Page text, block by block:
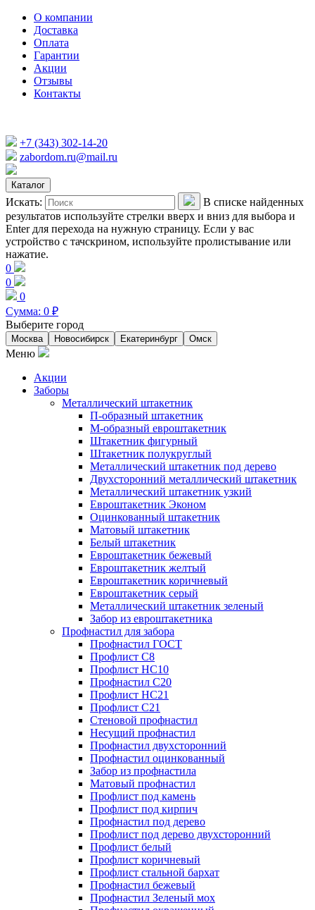
О компании
Доставка
Оплата
Гарантии
Акции
Отзывы
Контакты
+7 (343) 302-14-20
zabordom.ru@mail.ru
Каталог
Искать:
В списке найденных
результатов используйте стрелки вверх и вниз для выбора и
Enter для перехода на нужную страницу. Если у вас
устройство с тачскрином, используйте пролистывание или
нажатие.
0
0
0
Сумма: 0 ₽
Выберите город
Москва Новосибирск Екатеринбург Омск
Меню
Акции
Заборы
Металлический штакетник
П-образный штакетник
М-образный евроштакетник
Штакетник фигурный
Штакетник полукруглый
Металлический штакетник под дерево
Двухсторонний металлический штакетник
Металлический штакетник узкий
Евроштакетник Эконом
Оцинкованный штакетник
Матовый штакетник
Белый штакетник
Евроштакетник бежевый
Евроштакетник желтый
Евроштакетник коричневый
Евроштакетник серый
Металлический штакетник зеленый
Забор из евроштакетника
Профнастил для забора
Профнастил ГОСТ
Профлист С8
Профлист НС10
Профнастил С20
Профлист НС21
Профлист С21
Стеновой профнастил
Несущий профнастил
Профнастил двухсторонний
Профнастил оцинкованный
Забор из профнастила
Матовый профнастил
Профлист под камень
Профлист под кирпич
Профнастил под дерево
Профлист под дерево двухсторонний
Профлист белый
Профлист коричневый
Профлист стальной бархат
Профнастил бежевый
Профнастил Зеленый мох